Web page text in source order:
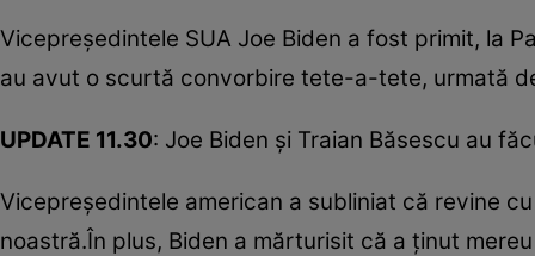
Vicepreşedintele SUA Joe Biden a fost primit, la
au avut o scurtă convorbire tete-a-tete, urmată
UPDATE 11.30: Joe Biden şi Traian Băsescu au
Vicepreşedintele american a subliniat că revine
noastră.În plus, Biden a mărturisit că a ţinut